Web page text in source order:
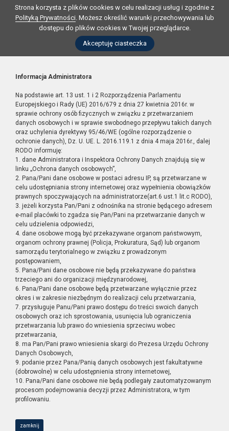
Strona korzysta z plików cookies w celu realizacji usług i zgodnie z
Polityką Prywatności. Możesz określić warunki przechowywania lub
dostępu do plików cookies w Twojej przeglądarce.
Akceptuję ciasteczka
Informacja Administratora
Na podstawie art. 13 ust. 1 i 2 Rozporządzenia Parlamentu
Europejskiego i Rady (UE) 2016/679 z dnia 27 kwietnia 2016r. w
sprawie ochrony osób fizycznych w związku z przetwarzaniem
danych osobowych i w sprawie swobodnego przepływu takich danych
oraz uchylenia dyrektywy 95/46/WE (ogólne rozporządzenie o
ochronie danych), Dz. U. UE. L. 2016.119.1 z dnia 4 maja 2016r., dalej
RODO informuję:
1. dane Administratora i Inspektora Ochrony Danych znajdują się w
linku „Ochrona danych osobowych”,
2. Pana/Pani dane osobowe w postaci adresu IP, są przetwarzane w
celu udostępniania strony internetowej oraz wypełnienia obowiązków
prawnych spoczywających na administratorze(art.6 ust.1 lit.c RODO),
3. jeżeli korzysta Pan/Pani z odnośnika na stronie będącego adresem
e-mail placówki to zgadza się Pan/Pani na przetwarzanie danych w
celu udzielenia odpowiedzi,
4. dane osobowe mogą być przekazywane organom państwowym,
organom ochrony prawnej (Policja, Prokuratura, Sąd) lub organom
samorządu terytorialnego w związku z prowadzonym
postępowaniem,
5. Pana/Pani dane osobowe nie będą przekazywane do państwa
trzeciego ani do organizacji międzynarodowej,
6. Pana/Pani dane osobowe będą przetwarzane wyłącznie przez
okres i w zakresie niezbędnym do realizacji celu przetwarzania,
7. przysługuje Panu/Pani prawo dostępu do treści swoich danych
osobowych oraz ich sprostowania, usunięcia lub ograniczenia
przetwarzania lub prawo do wniesienia sprzeciwu wobec
przetwarzania,
8. ma Pan/Pani prawo wniesienia skargi do Prezesa Urzędu Ochrony
Danych Osobowych,
9. podanie przez Pana/Panią danych osobowych jest fakultatywne
(dobrowolne) w celu udostępnienia strony internetowej,
10. Pana/Pani dane osobowe nie będą podlegały zautomatyzowanym
procesom podejmowania decyzji przez Administratora, w tym
profilowaniu.
zamknij